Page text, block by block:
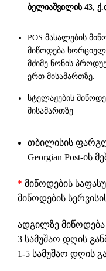
ბელიაშვილის 43,
POS მასალების
მიწოდება
მძიმე წონის
ერთ მისამართზე.
სტელაჟების
მისამართზე
თბილისის
Georgian Post-ის
* მიწოდების
მიწოდების
ადგილზე მიწოდება
3 სამუშაო დღის
1-5 სამუშაო დღის